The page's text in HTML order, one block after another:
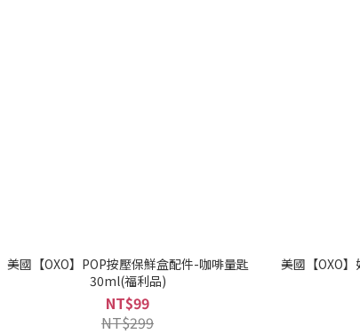
美國【OXO】POP按壓保鮮盒配件-咖啡量匙
30ml(福利品)
NT$99
NT$299
美國【OXO